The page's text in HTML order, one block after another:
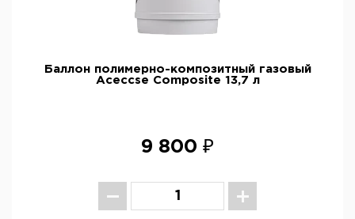
Баллон полимерно-композитный газовый
Aceccse Composite 13,7 л
9 800 ₽